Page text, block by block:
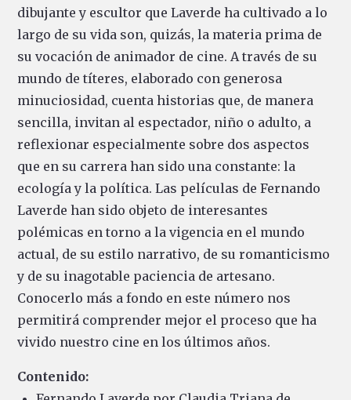
dibujante y escultor que Laverde ha cultivado a lo
largo de su vida son, quizás, la materia prima de
su vocación de animador de cine. A través de su
mundo de títeres, elaborado con generosa
minuciosidad, cuenta historias que, de manera
sencilla, invitan al espectador, niño o adulto, a
reflexionar especialmente sobre dos aspectos
que en su carrera han sido una constante: la
ecología y la política. Las películas de Fernando
Laverde han sido objeto de interesantes
polémicas en torno a la vigencia en el mundo
actual, de su estilo narrativo, de su romanticismo
y de su inagotable paciencia de artesano.
Conocerlo más a fondo en este número nos
permitirá comprender mejor el proceso que ha
vivido nuestro cine en los últimos años.
Contenido: